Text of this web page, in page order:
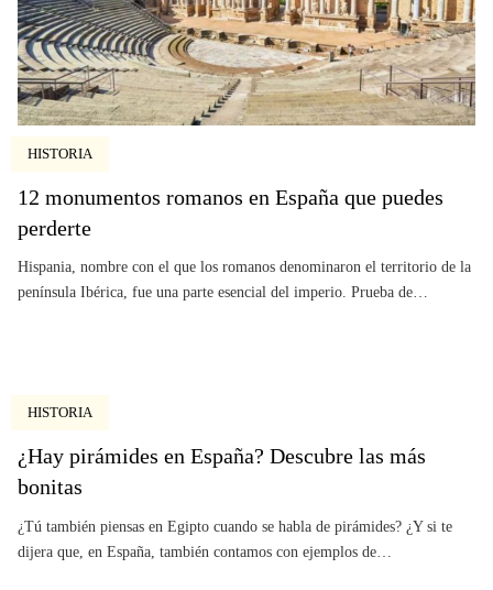
HISTORIA
12 monumentos romanos en España que puedes
perderte
Hispania, nombre con el que los romanos denominaron el territorio de la
península Ibérica, fue una parte esencial del imperio. Prueba de…
HISTORIA
¿Hay pirámides en España? Descubre las más
bonitas
¿Tú también piensas en Egipto cuando se habla de pirámides? ¿Y si te
dijera que, en España, también contamos con ejemplos de…